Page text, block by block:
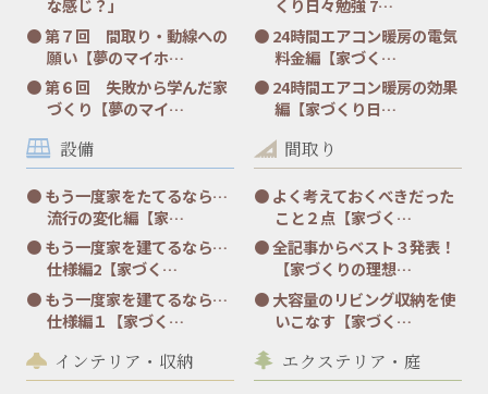
な感じ？」
第７回 間取り・動線への
願い【夢のマイホ…
第６回 失敗から学んだ家
づくり【夢のマイ…
くり日々勉強 7…
24時間エアコン暖房の電気
料金編【家づく…
24時間エアコン暖房の効果
編【家づくり日…
設備
もう一度家をたてるなら…
流行の変化編【家…
もう一度家を建てるなら…
仕様編2【家づく…
もう一度家を建てるなら…
仕様編１【家づく…
間取り
よく考えておくべきだった
こと２点【家づく…
全記事からベスト３発表！
【家づくりの理想…
大容量のリビング収納を使
いこなす【家づく…
インテリア・収納 エクステリア・庭